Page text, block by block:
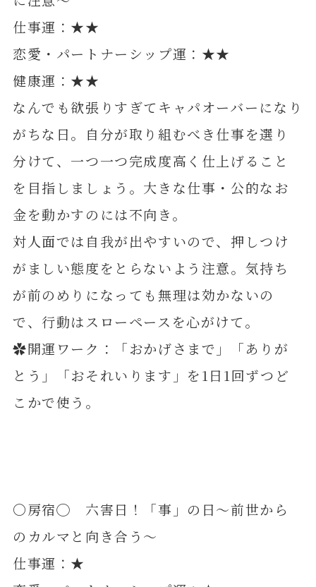
仕事運：★★
恋愛・パートナーシップ運：★★
健康運：★★
なんでも欲張りすぎてキャパオーバーになり
がちな日。自分が取り組むべき仕事を選り
分けて、一つ一つ完成度高く仕上げること
を目指しましょう。大きな仕事・公的なお
金を動かすのには不向き。
対人面では自我が出やすいので、押しつけ
がましい態度をとらないよう注意。気持ち
が前のめりになっても無理は効かないの
で、行動はスローペースを心がけて。
✿開運ワーク：「おかげさまで」「ありが
とう」「おそれいります」を1日1回ずつど
こかで使う。
〇房宿◯ 六害日！「事」の日～前世から
のカルマと向き合う～
仕事運：★